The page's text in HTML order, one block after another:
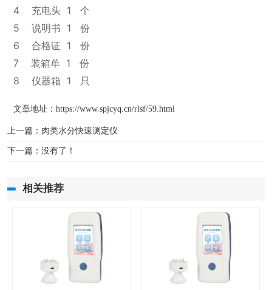
4 充电头 1 个
5 说明书 1 份
6 合格证 1 份
7 装箱单 1 份
8 仪器箱 1 只
文章地址： https://www.spjcyq.cn/rlsf/59.html
上一篇： 肉类水分快速测定仪
下一篇：没有了！
相关推荐